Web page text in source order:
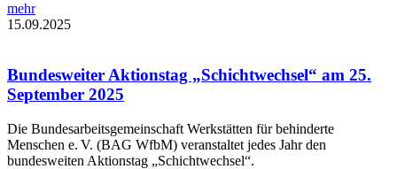
mehr
15.09.2025
Bundesweiter Aktionstag „Schichtwechsel“ am 25.
September 2025
Die Bundesarbeitsgemeinschaft Werkstätten für behinderte
Menschen e. V. (BAG WfbM) veranstaltet jedes Jahr den
bundesweiten Aktionstag „Schichtwechsel“.